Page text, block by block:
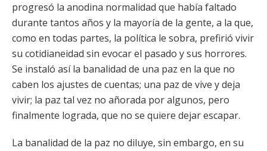
progresó la anodina normalidad que había faltado
durante tantos años y la mayoría de la gente, a la que,
como en todas partes, la política le sobra, prefirió vivir
su cotidianeidad sin evocar el pasado y sus horrores.
Se instaló así la banalidad de una paz en la que no
caben los ajustes de cuentas; una paz de vive y deja
vivir; la paz tal vez no añorada por algunos, pero
finalmente lograda, que no se quiere dejar escapar.
La banalidad de la paz no diluye, sin embargo, en su